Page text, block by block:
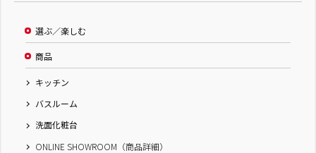
選ぶ／楽しむ
商品
キッチン
バスルーム
洗面化粧台
ONLINE SHOWROOM（商品詳細）